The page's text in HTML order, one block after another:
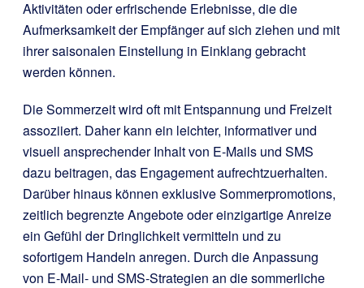
Aktivitäten oder erfrischende Erlebnisse, die die
Aufmerksamkeit der Empfänger auf sich ziehen und mit
ihrer saisonalen Einstellung in Einklang gebracht
werden können.
Die Sommerzeit wird oft mit Entspannung und Freizeit
assoziiert. Daher kann ein leichter, informativer und
visuell ansprechender Inhalt von E-Mails und SMS
dazu beitragen, das Engagement aufrechtzuerhalten.
Darüber hinaus können exklusive Sommerpromotions,
zeitlich begrenzte Angebote oder einzigartige Anreize
ein Gefühl der Dringlichkeit vermitteln und zu
sofortigem Handeln anregen. Durch die Anpassung
von E-Mail- und SMS-Strategien an die sommerliche